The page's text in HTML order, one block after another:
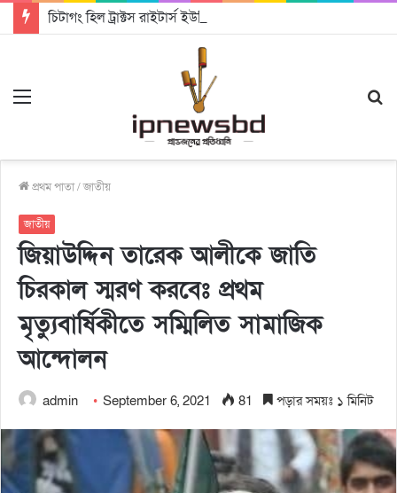
প্রথম পাতা/জাতীয়
জাতীয়
জিয়াউদ্দিন তারেক আলীকে জাতি
চিরকাল স্মরণ করবেঃ প্রথম
মৃত্যুবার্ষিকীতে সম্মিলিত সামাজিক
আন্দোলন
admin September 6, 2021 81 পড়ার সময়ঃ ১ মিনিট